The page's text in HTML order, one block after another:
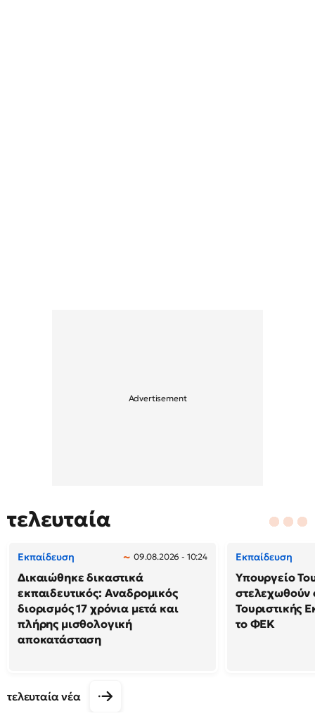
τελευταία
Εκπαίδευση 09.08.2026 - 10:24
Δικαιώθηκε δικαστικά
εκπαιδευτικός: Αναδρομικός
διορισμός 17 χρόνια μετά και
πλήρης μισθολογική
αποκατάσταση
Εκπαίδευση
Υπουργείο
στελεχωθούν
Τουριστικής
το ΦΕΚ
τελευταία νέα